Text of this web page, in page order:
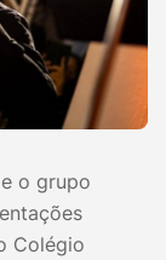
o grupo
Colégio